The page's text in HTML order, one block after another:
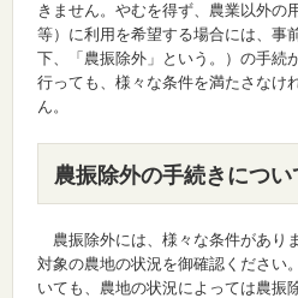
きません。やむを得ず、農業以外の
等）に利用を希望する場合には、事
下、「農振除外」という。）の手続
行っても、様々な条件を満たさなけ
ん。
農振除外の手続きについ
農振除外には、様々な条件があり
対象の農地の状況を御確認ください
いても、農地の状況によっては農振